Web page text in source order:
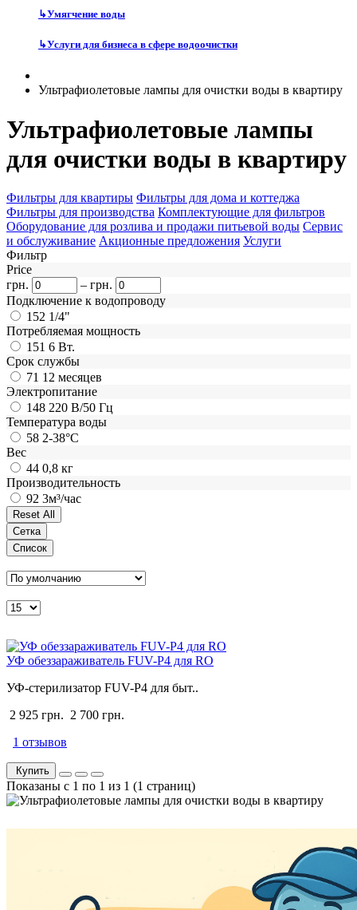
↳Умягчение воды
↳Услуги для бизнеса в сфере водоочистки
Ультрафиолетовые лампы для очистки воды в квартиру
Ультрафиолетовые лампы
для очистки воды в квартиру
Фильтры для квартиры Фильтры для дома и коттеджа
Фильтры для производства Комплектующие для фильтров
Оборудование для розлива и продажи питьевой воды Сервис
и обслуживание Акционные предложения Услуги
Фильтр
Price
грн.
– грн.
Подключение к водопроводу
152 1/4"
Потребляемая мощность
151 6 Вт.
Срок службы
71 12 месяцев
Электропитание
148 220 В/50 Гц
Температура воды
58 2-38°C
Вес
44 0,8 кг
Производительность
92 3м³/час
Сетка
Список
УФ обеззараживатель FUV-P4 для RO
УФ-стерилизатор FUV-P4 для быт..
2 925 грн. 2 700 грн.
1 отзывов
Купить
Показаны с 1 по 1 из 1 (1 страниц)